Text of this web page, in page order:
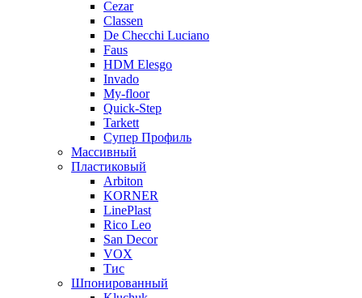
Cezar
Classen
De Checchi Luciano
Faus
HDM Elesgo
Invado
My-floor
Quick-Step
Tarkett
Супер Профиль
Массивный
Пластиковый
Arbiton
KORNER
LinePlast
Rico Leo
San Decor
VOX
Тис
Шпонированный